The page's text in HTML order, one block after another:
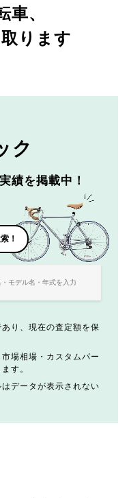
車、
ります
ク
績を掲載中！
！
り、現在の査定額を保
場相場・カスタムパー
す。
データが表示されない